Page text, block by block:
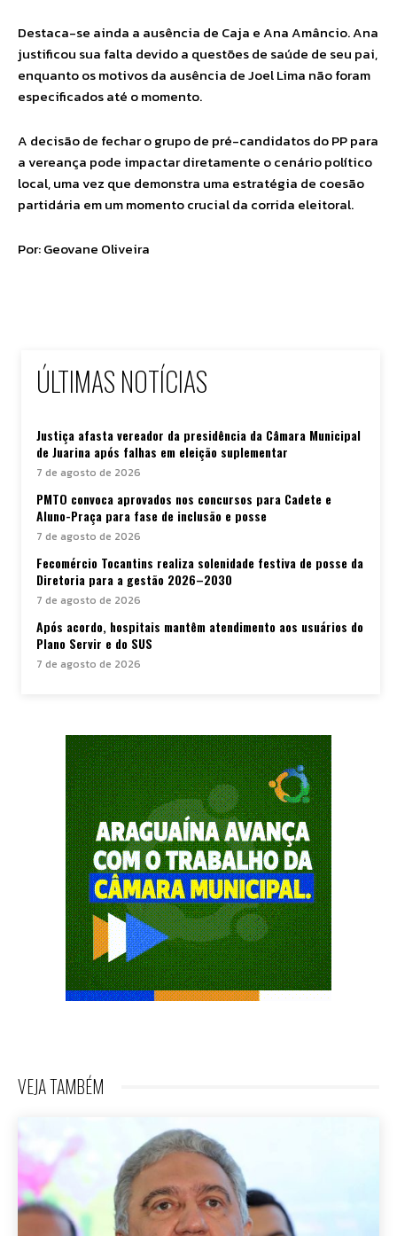
Destaca-se ainda a ausência de Caja e Ana Amâncio. Ana
justificou sua falta devido a questões de saúde de seu pai,
enquanto os motivos da ausência de Joel Lima não foram
especificados até o momento.
A decisão de fechar o grupo de pré-candidatos do PP para
a vereança pode impactar diretamente o cenário político
local, uma vez que demonstra uma estratégia de coesão
partidária em um momento crucial da corrida eleitoral.
Por: Geovane Oliveira
ÚLTIMAS NOTÍCIAS
Justiça afasta vereador da presidência da Câmara Municipal
de Juarina após falhas em eleição suplementar
7 de agosto de 2026
PMTO convoca aprovados nos concursos para Cadete e
Aluno-Praça para fase de inclusão e posse
7 de agosto de 2026
Fecomércio Tocantins realiza solenidade festiva de posse da
Diretoria para a gestão 2026–2030
7 de agosto de 2026
Após acordo, hospitais mantêm atendimento aos usuários do
Plano Servir e do SUS
7 de agosto de 2026
VEJA TAMBÉM